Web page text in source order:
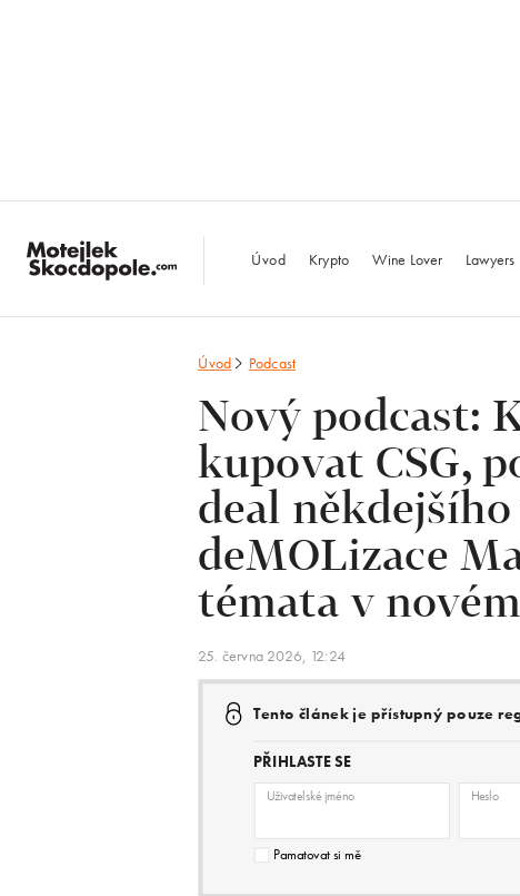
Úvod Krypto Wine Lover Lawyers
Úvod Podcast
Nový podcast:
kupovat CSG,
deal
deMOLizace
témata v
25. června 2026, 12:24
Tento článek je přístupný pouze
PŘIHLASTE SE
Uživatelské jméno Heslo
Pamatovat si mě